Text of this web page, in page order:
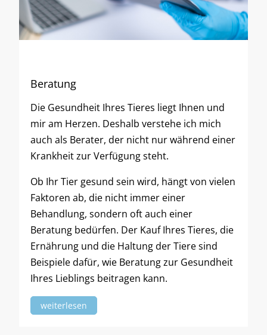
Beratung
Die Gesundheit Ihres Tieres liegt Ihnen und
mir am Herzen. Deshalb verstehe ich mich
auch als Berater, der nicht nur während einer
Krankheit zur Verfügung steht.
Ob Ihr Tier gesund sein wird, hängt von vielen
Faktoren ab, die nicht immer einer
Behandlung, sondern oft auch einer
Beratung bedürfen. Der Kauf Ihres Tieres, die
Ernährung und die Haltung der Tiere sind
Beispiele dafür, wie Beratung zur Gesundheit
Ihres Lieblings beitragen kann.
weiterlesen